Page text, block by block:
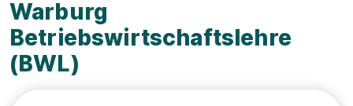
Warburg
Betriebswirtschaftslehre
(BWL)